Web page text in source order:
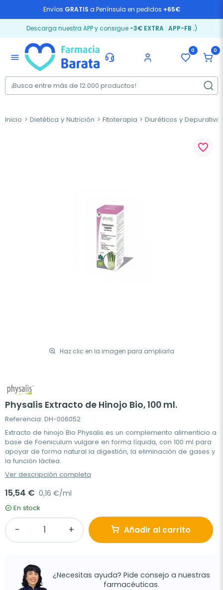
Envíos GRATIS a Península en pedidos +65€
Descarga nuestra APP y consigue -3€ EXTRA: APP-FB ;)
menu
0 0
Inicio Dietética y Nutrición Fitoterapia Diuréticos y
Haz clic en la imagen para ampliarla
favorite_border
Physalis Extracto de Hinojo Bio, 100 ml.
Referencia: DH-006052
Extracto de hinojo Bio Physalis es un complemento alimenticio a
base de Foeniculum vulgare en forma líquida, con 100 ml para
apoyar de forma natural la digestión, la eliminación de gases y
la función láctea.
Ver descripción completa
15,54 € 0,16 €/ml
En stock
Añadir al carrito
¿Necesitas ayuda? Pide consejo a nuestras
farmacéuticas.